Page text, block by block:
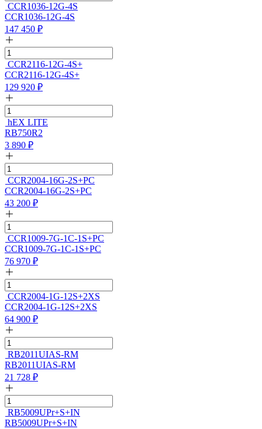
CCR1036-12G-4S
CCR1036-12G-4S
147 450 ₽
CCR2116-12G-4S+
CCR2116-12G-4S+
129 920 ₽
hEX LITE
RB750R2
3 890 ₽
CCR2004-16G-2S+PC
CCR2004-16G-2S+PC
43 200 ₽
CCR1009-7G-1C-1S+PC
CCR1009-7G-1C-1S+PC
76 970 ₽
CCR2004-1G-12S+2XS
CCR2004-1G-12S+2XS
64 900 ₽
RB2011UIAS-RM
RB2011UIAS-RM
21 728 ₽
RB5009UPr+S+IN
RB5009UPr+S+IN